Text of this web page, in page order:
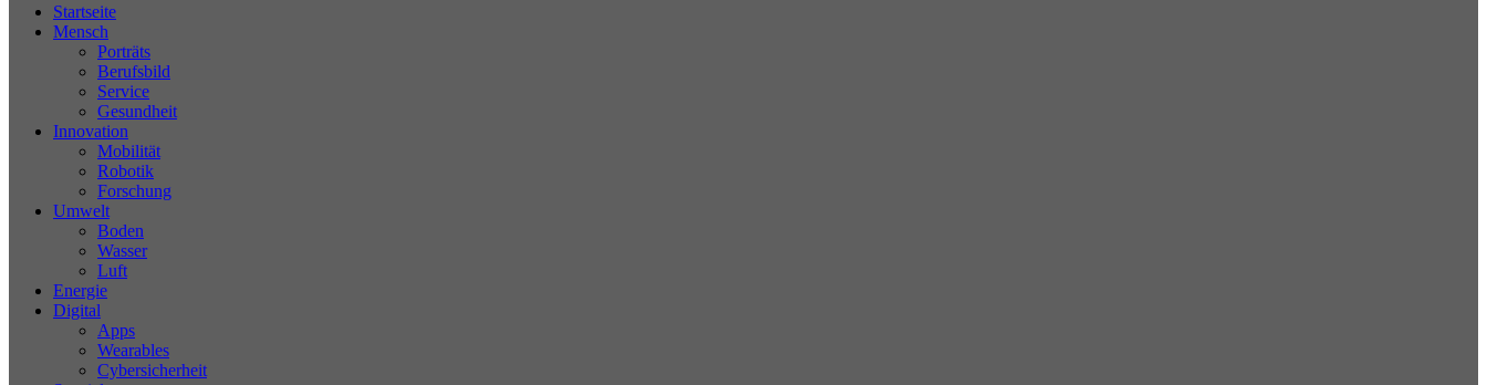
Startseite
Mensch
Porträts
Berufsbild
Service
Gesundheit
Innovation
Mobilität
Robotik
Forschung
Umwelt
Boden
Wasser
Luft
Energie
Digital
Apps
Wearables
Cybersicherheit